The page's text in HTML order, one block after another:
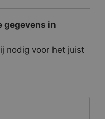
gegevens in
nodig voor het juist